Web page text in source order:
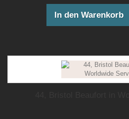
In den Warenkorb